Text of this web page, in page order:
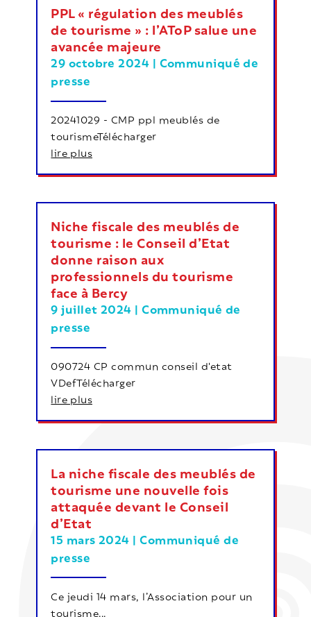
PPL « régulation des meublés
de tourisme » : l’AToP salue une
avancée majeure
29 octobre 2024 | Communiqué de
presse
20241029 - CMP ppl meublés de
tourismeTélécharger
lire plus
Niche fiscale des meublés de
tourisme : le Conseil d’Etat
donne raison aux
professionnels du tourisme
face à Bercy
9 juillet 2024 |Communiqué de
presse
090724 CP commun conseil d'etat
VDefTélécharger
lire plus
La niche fiscale des meublés de
tourisme une nouvelle fois
attaquée devant le Conseil
d’Etat
15 mars 2024 |Communiqué de
presse
Ce jeudi 14 mars, l’Association pour un
tourisme...